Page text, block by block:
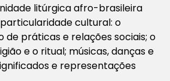
litúrgica afro-brasileira
cultural: o
de práticas e relações sociais; o
e o ritual; músicas, danças e
e representações